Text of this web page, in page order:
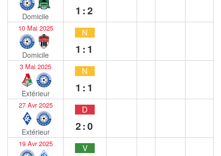
Domicile 1:2
10 Mai 2025
Domicile
N
1:1
3 Mai 2025
Extérieur
N
1:1
27 Avr 2025
Extérieur
D
2:0
19 Avr 2025 V